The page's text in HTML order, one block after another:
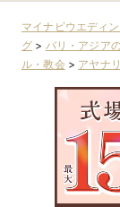
マイナビウエディ
グ > バリ・アジア
ル・教会> アヤナ